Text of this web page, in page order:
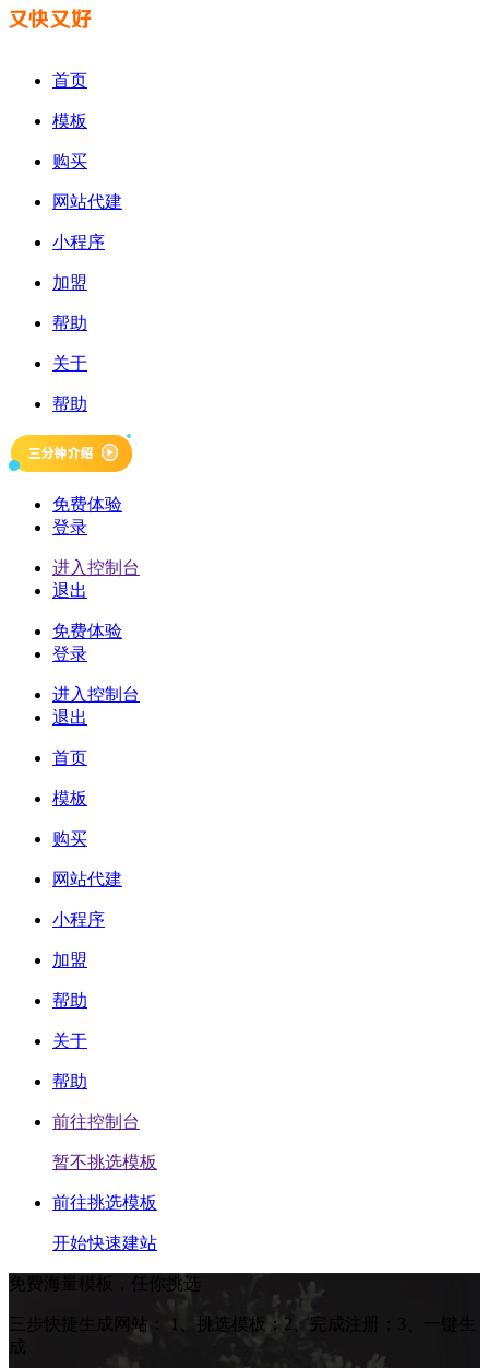
首页
模板
购买
网站代建
小程序
加盟
帮助
关于
帮助
免费体验
登录
进入控制台
退出
免费体验
登录
进入控制台
退出
首页
模板
购买
网站代建
小程序
加盟
帮助
关于
帮助
前往控制台
暂不挑选模板
前往挑选模板
开始快速建站
免费海量模板，任你挑选
三步快捷生成网站：
1、挑选模板；2、完成注册；3、一键生
成